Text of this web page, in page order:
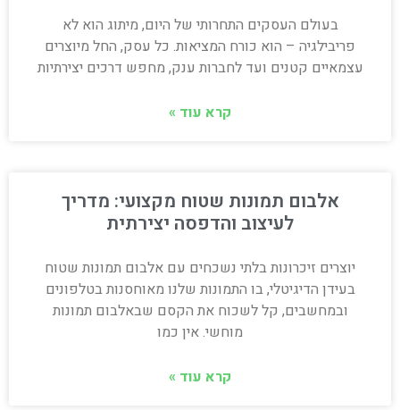
בעולם העסקים התחרותי של היום, מיתוג הוא לא
פריבילגיה – הוא כורח המציאות. כל עסק, החל מיוצרים
עצמאיים קטנים ועד לחברות ענק, מחפש דרכים יצירתיות
קרא עוד »
אלבום תמונות שטוח מקצועי: מדריך
לעיצוב והדפסה יצירתית
יוצרים זיכרונות בלתי נשכחים עם אלבום תמונות שטוח
בעידן הדיגיטלי, בו התמונות שלנו מאוחסנות בטלפונים
ובמחשבים, קל לשכוח את הקסם שבאלבום תמונות
מוחשי. אין כמו
קרא עוד »